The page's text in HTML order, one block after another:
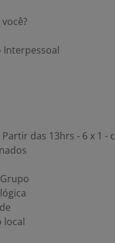
Interpessoal
das 13hrs - 6 x 1 -
local